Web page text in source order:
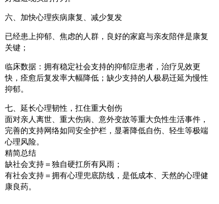
六、加快心理疾病康复、减少复发
已经患上抑郁、焦虑的人群，良好的家庭与亲友陪伴是康复
关键；
临床数据：拥有稳定社会支持的抑郁症患者，治疗见效更
快，痊愈后复发率大幅降低；缺少支持的人极易迁延为慢性
抑郁。
七、延长心理韧性，扛住重大创伤
面对亲人离世、重大伤病、意外变故等重大负性生活事件，
完善的支持网络如同安全护栏，显著降低自伤、轻生等极端
心理风险。
精简总结
缺社会支持＝独自硬扛所有风雨；
有社会支持＝拥有心理兜底防线，是低成本、天然的心理健
康良药。